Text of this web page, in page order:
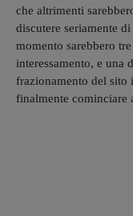
che altrimenti
discutere seriamente
momento sarebbero
interessamento, e una
frazionamento del sito
finalmente cominciare